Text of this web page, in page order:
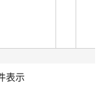
表示